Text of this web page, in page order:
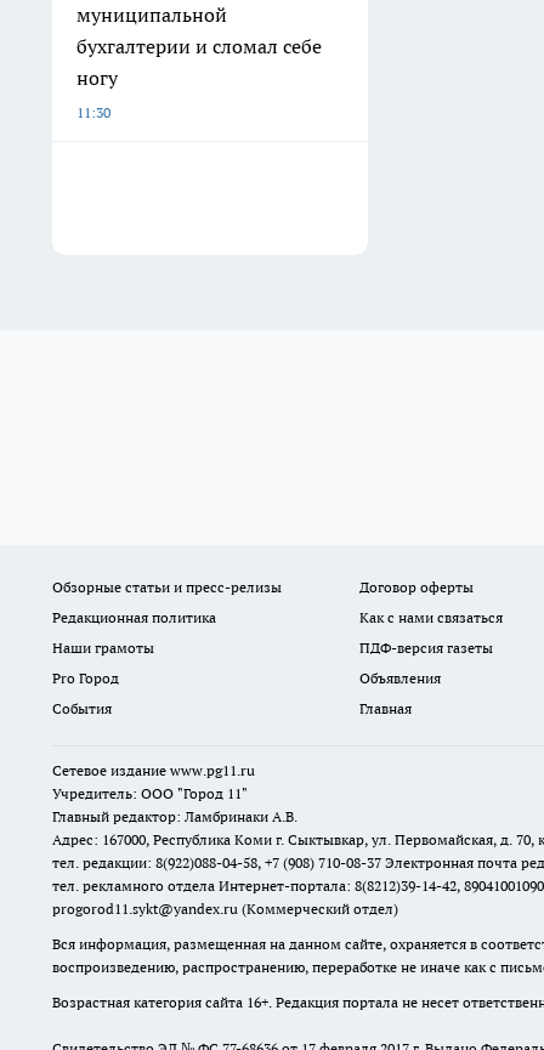
муниципальной
бухгалтерии и сломал себе
ногу
11:30
Обзорные статьи и пресс-релизы
Договор оферты
Редакционная политика
Как с нами связаться
Наши грамоты
ПДФ-версия газеты
Pro Город
Объявления
События
Главная
Сетевое издание www.pg11.ru
Учредитель: ООО "Город 11"
Главный редактор: Ламбринаки А.В.
Адрес: 167000, Республика Коми г. Сыктывкар, ул. Первомайская, д. 70,
тел. редакции: 8(922)088-04-58, +7 (908) 710-08-37 Электронная почта
тел. рекламного отдела Интернет-портала: 8(8212)39-14-42,
progorod11.sykt@yandex.ru (Коммерческий отдел)
Вся информация, размещенная на данном сайте, охраняется в
воспроизведению, распространению, переработке не иначе как с
Возрастная категория сайта 16+. Редакция портала не несет